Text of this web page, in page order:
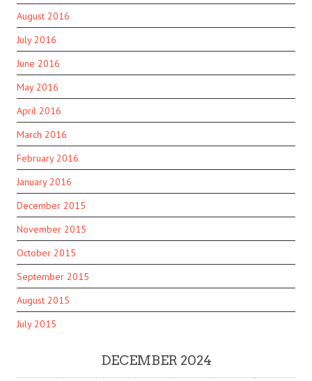
August 2016
July 2016
June 2016
May 2016
April 2016
March 2016
February 2016
January 2016
December 2015
November 2015
October 2015
September 2015
August 2015
July 2015
DECEMBER 2024